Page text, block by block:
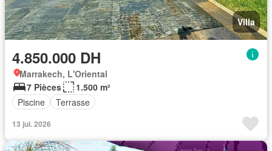
Villa
4.850.000 DH
Marrakech, L'Oriental
7 Pièces
1.500 m²
Piscine
Terrasse
13 jui. 2026